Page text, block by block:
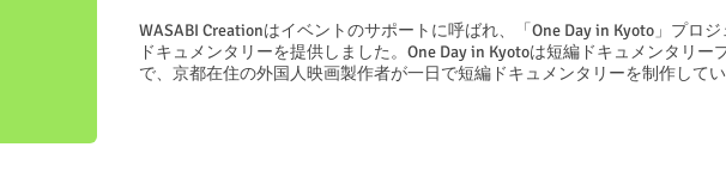
WASABI Creationはイベントのサポートに呼ばれ、「One Day in Kyoto」プロ
ドキュメンタリーを提供しました。One Day in Kyotoは短編ドキュメンタリー
で、京都在住の外国人映画製作者が一日で短編ドキュメンタリーを制作してい